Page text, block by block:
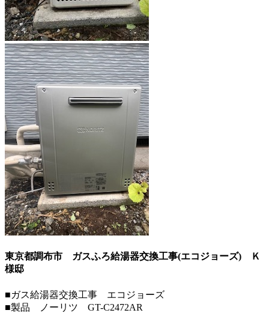
東京都調布市 ガスふろ給湯器交換工事(エコジョーズ) Ｋ
様邸
■ガス給湯器交換工事 エコジョーズ
■製品 ノーリツ GT-C2472AR